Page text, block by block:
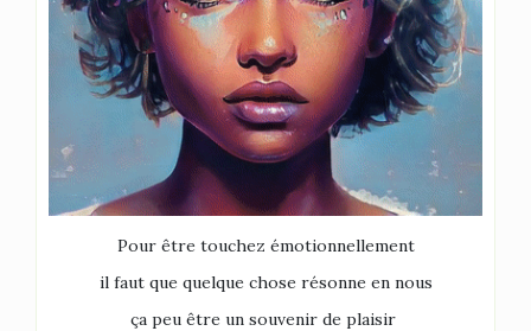
Pour être touchez émotionnellement
il faut que quelque chose résonne en nous
ça peu être un souvenir de plaisir